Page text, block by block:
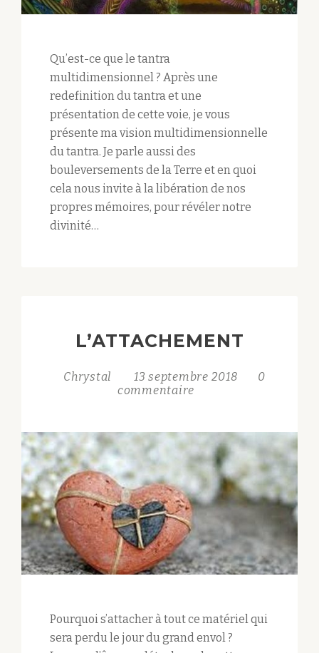
Qu’est-ce que le tantra
multidimensionnel ? Après une
redefinition du tantra et une
présentation de cette voie, je vous
présente ma vision multidimensionnelle
du tantra. Je parle aussi des
bouleversements de la Terre et en quoi
cela nous invite à la libération de nos
propres mémoires, pour révéler notre
divinité…
L’ATTACHEMENT
Chrystal 13 septembre 2018
0
commentaire
Pourquoi s’attacher à tout ce matériel qui
sera perdu le jour du grand envol ?